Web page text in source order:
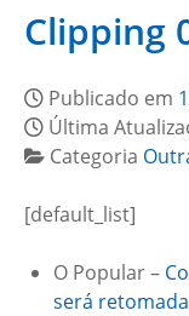
Clipping
Publicado em
Última
Categoria
[default_list]
O Popular –
será